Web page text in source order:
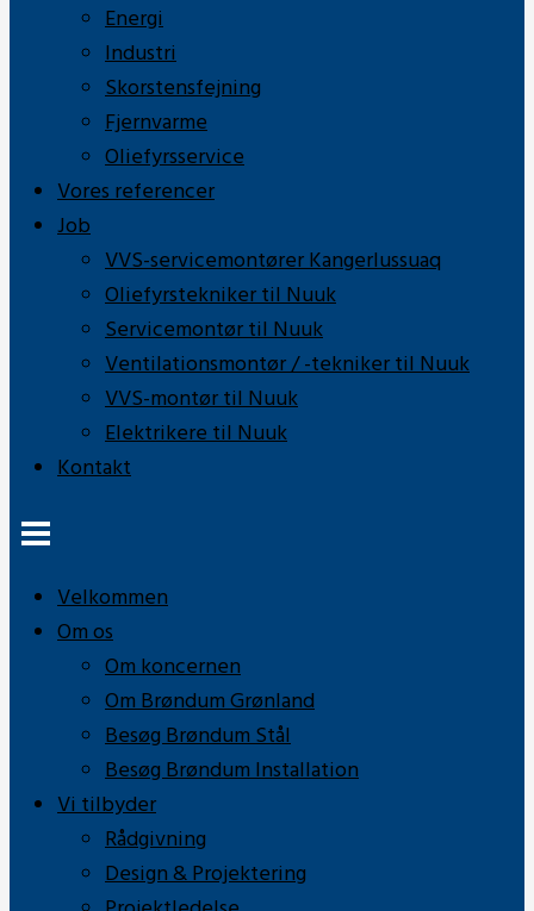
Energi
Industri
Skorstensfejning
Fjernvarme
Oliefyrsservice
Vores referencer
Job
VVS-servicemontører Kangerlussuaq
Oliefyrstekniker til Nuuk
Servicemontør til Nuuk
Ventilationsmontør / -tekniker til Nuuk
VVS-montør til Nuuk
Elektrikere til Nuuk
Kontakt
Velkommen
Om os
Om koncernen
Om Brøndum Grønland
Besøg Brøndum Stål
Besøg Brøndum Installation
Vi tilbyder
Rådgivning
Design & Projektering